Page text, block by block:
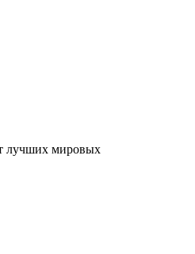
лучших мировых